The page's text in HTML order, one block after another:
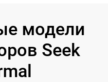
модели
Seek